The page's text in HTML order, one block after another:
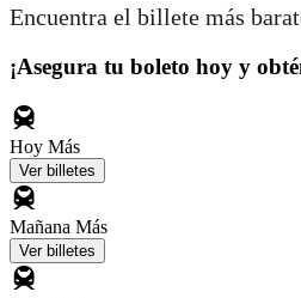
Encuentra el billete más
¡Asegura tu boleto hoy y
Hoy Más
Ver billetes
Mañana Más
Ver billetes